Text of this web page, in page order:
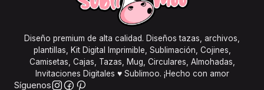
Diseño premium de alta calidad. Diseños tazas, archivos,
plantillas, Kit Digital Imprimible, Sublimación, Cojines,
Camisetas, Cajas, Tazas, Mug, Circulares, Almohadas,
Invitaciones Digitales ♥ Sublimoo. ¡Hecho con amor
Síguenos